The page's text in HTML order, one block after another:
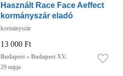
Használt Race Face Aeffect
kormányszár eladó
kormányszár
13 000 Ft
Budapest » Budapest XV.
29 napja